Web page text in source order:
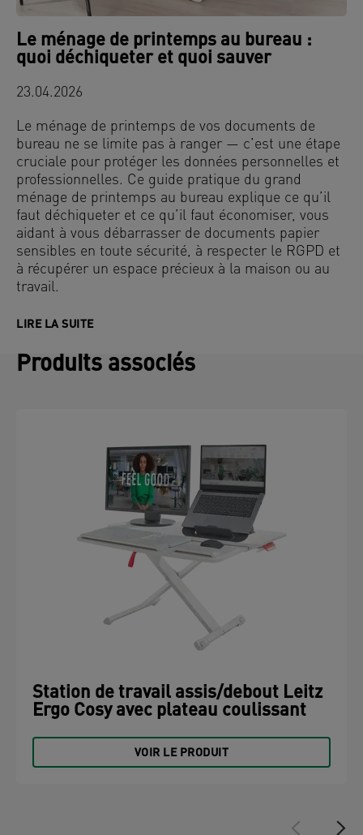
Le ménage de printemps au bureau :
quoi déchiqueter et quoi sauver
23.04.2026
Le ménage de printemps de vos documents de
bureau ne se limite pas à ranger — c’est une étape
cruciale pour protéger les données personnelles et
professionnelles. Ce guide pratique du grand
ménage de printemps au bureau explique ce qu’il
faut déchiqueter et ce qu’il faut économiser, vous
aidant à vous débarrasser de documents papier
sensibles en toute sécurité, à respecter le RGPD et
à récupérer un espace précieux à la maison ou au
travail.
LIRE LA SUITE
Produits associés
Station de travail assis/debout Leitz
Ergo Cosy avec plateau coulissant
VOIR LE PRODUIT